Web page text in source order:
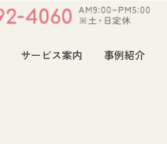
サービス案内 事例紹介